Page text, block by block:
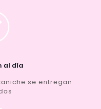
al día
se entregan